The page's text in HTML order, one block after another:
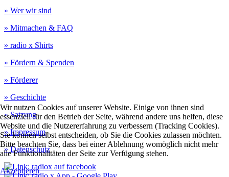
» Wer wir sind
» Mitmachen & FAQ
» radio x Shirts
» Fördern & Spenden
» Förderer
» Geschichte
» Satzung
» Impressum
» Datenschutz
Wir nutzen Cookies auf unserer Website. Einige von ihnen sind
essenziell für den Betrieb der Seite, während andere uns helfen, diese
Website und die Nutzererfahrung zu verbessern (Tracking Cookies).
Sie können selbst entscheiden, ob Sie die Cookies zulassen möchten.
Bitte beachten Sie, dass bei einer Ablehnung womöglich nicht mehr
alle Funktionalitäten der Seite zur Verfügung stehen.
Akzeptieren